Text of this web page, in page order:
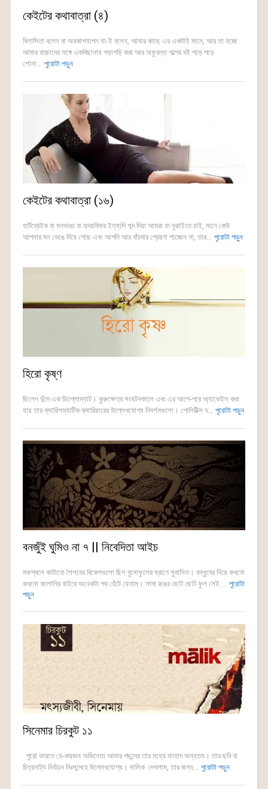
কেইটের কথাবাত্রা (৪)
বিলাসিতা বলেন বা অবকাশযাপন যা-ই বলেন, আমার কাছে এর একটাই মানে, আর তা হচ্ছে
আমার বাচ্চাদের সঙ্গে একবিছানায় গড়াগড়ি করা আর অফুরন্ত গল্পের বই পড়ে পড়ে
শোনা... পুরোটা পড়ুন
কেইটের কথাবাত্রা (১৬)
হার্টব্রেইক বা মনভাঙা বা হৃদয়বিদার ইত্যাদি শব্দ দিয়া আমরা যা বুঝাইতে চাই, মানে কেউ
আপনার মন ভেঙে দিয়ে গেছে এবং আপনি আর বাঁচবার প্রেরণা পাচ্ছেন না, তার... পুরোটা পড়ুন
হিরো কৃষ্ণ
ছিলেন দুঁদে এক ডিপ্লোম্যাট। কুরুক্ষেত্র সংঘটনকালে এবং এর আগে-পরে অ্যাভেইল করা
যায় তার ক্যারিশম্যাটিক ক্যারিয়ারের উল্লেখযোগ্য নিদর্শনগুলো। পোলিটিক্স ব... পুরোটা পড়ুন
বনজুঁই ঘুমিও না ৭ || নিবেদিতা আইচ
মফস্বলে কাটানো শৈশবের বিকেলগুলো ছিল বুনোফুলের ঘ্রাণে সুবাসিত। বন্ধুদের নিয়ে কখনো
কখনো কলোনির বাইরে অনেকটা পথ হেঁটে যেতাম। সাদা রঙের ছোট ছোট ফুল সেই ... পুরোটা
পড়ুন
সিনেমার চিরকুট ১১
পুরো ভারতে যে-কয়জন অভিনেতা আমার পছন্দের তার মধ্যে ফাহাদ অন্যতম। তার ছবি বা
চিত্রনাট্য নির্বাচন নিঃসন্দেহে উল্লেখযোগ্য। মালিক দেখলাম, তার জন্য... পুরোটা পড়ুন